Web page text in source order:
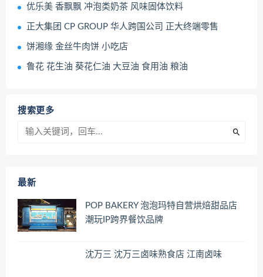
优乐美 香飘飘 冲泡类奶茶 风味固体饮料
正大集团 CP GROUP 华人跨国公司 正大终端零售
饼湘缘 金丝牛肉饼 小吃店
鲁花 花生油 葵花仁油 大豆油 食用油 粮油
搜索更多
最新
POP BAKERY 泡泡玛特自营烘焙甜品店
潮玩IP跨界餐饮品牌
沈万三 沈万三卤味熟食店 江南卤味